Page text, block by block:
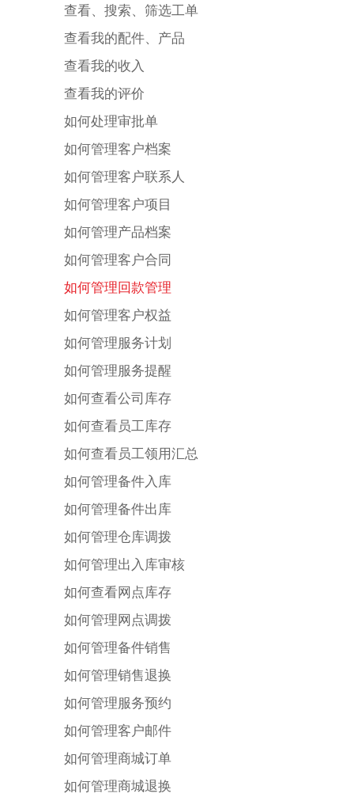
查看、搜索、筛选工单
查看我的配件、产品
查看我的收入
查看我的评价
如何处理审批单
如何管理客户档案
如何管理客户联系人
如何管理客户项目
如何管理产品档案
如何管理客户合同
如何管理回款管理
如何管理客户权益
如何管理服务计划
如何管理服务提醒
如何查看公司库存
如何查看员工库存
如何查看员工领用汇总
如何管理备件入库
如何管理备件出库
如何管理仓库调拨
如何管理出入库审核
如何查看网点库存
如何管理网点调拨
如何管理备件销售
如何管理销售退换
如何管理服务预约
如何管理客户邮件
如何管理商城订单
如何管理商城退换